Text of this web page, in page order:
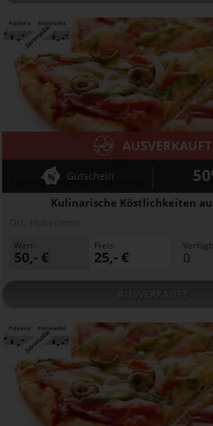
Pizzeria Ristorante Serenata
Kulinarische Köstlichkeiten
AUSVERKAUFT
Gutschein
Wert:
50,- €
Preis:
25,- € 0